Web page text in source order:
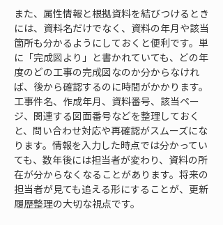
また、属性情報と根拠資料を結びつけるとき
には、資料名だけでなく、資料の年月や該当
箇所も分かるようにしておくと便利です。単
に「完成図より」と書かれていても、どの年
度のどの工事の完成図なのか分からなけれ
ば、後から確認するのに時間がかかります。
工事件名、作成年月、資料番号、該当ペー
ジ、関連する図面番号などを整理しておく
と、問い合わせ対応や再確認がスムーズにな
ります。情報を入力した時点では分かってい
ても、数年後には担当者が変わり、資料の所
在が分からなくなることがあります。将来の
担当者が見ても追える形にすることが、更新
履歴整理の大切な視点です。